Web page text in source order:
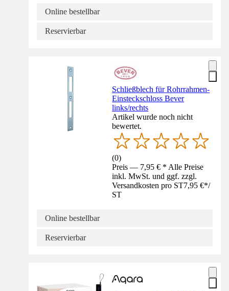
Online bestellbar
Reservierbar
Schließblech für Rohrrahmen-
Einsteckschloss Bever
links/rechts
Artikel wurde noch nicht
bewertet.
(0)
Preis — 7,95 € * Alle Preise
inkl. MwSt. und ggf. zzgl.
Versandkosten pro ST7,95 €*/
ST
Online bestellbar
Reservierbar